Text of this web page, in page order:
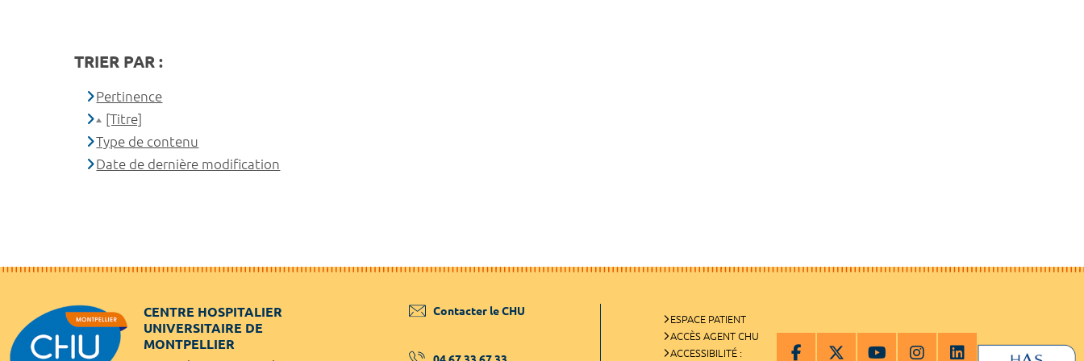
TRIER PAR :
Pertinence
[Titre]
Type de contenu
Date de dernière modification
CENTRE HOSPITALIER
UNIVERSITAIRE DE
MONTPELLIER
Contacter le CHU
ESPACE PATIENT
ACCÈS AGENT CHU
ACCESSIBILITÉ :